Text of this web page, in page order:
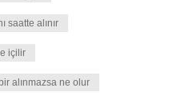
saatte alınır
içilir
alınmazsa ne olur